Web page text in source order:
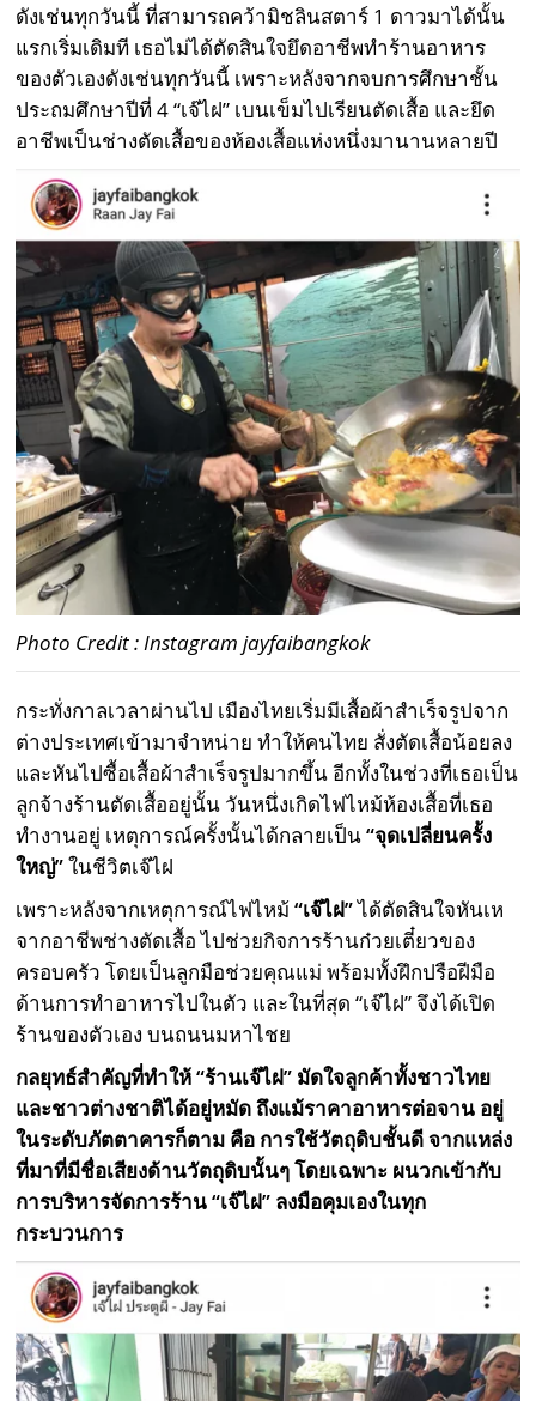
ดังเช่นทุกวันนี้ ที่สามารถคว้ามิชลินสตาร์ 1 ดาวมาได้นั้น
แรกเริ่มเดิมที เธอไม่ได้ตัดสินใจยึดอาชีพทำร้านอาหาร
ของตัวเองดังเช่นทุกวันนี้ เพราะหลังจากจบการศึกษาชั้น
ประถมศึกษาปีที่ 4 “เจ๊ไฝ” เบนเข็มไปเรียนตัดเสื้อ และยึด
อาชีพเป็นช่างตัดเสื้อของห้องเสื้อแห่งหนึ่งมานานหลายปี
Photo Credit : Instagram jayfaibangkok
กระทั่งกาลเวลาผ่านไป เมืองไทยเริ่มมีเสื้อผ้าสำเร็จรูปจาก
ต่างประเทศเข้ามาจำหน่าย ทำให้คนไทย สั่งตัดเสื้อน้อยลง
และหันไปซื้อเสื้อผ้าสำเร็จรูปมากขึ้น อีกทั้งในช่วงที่เธอเป็น
ลูกจ้างร้านตัดเสื้ออยู่นั้น วันหนึ่งเกิดไฟไหม้ห้องเสื้อที่เธอ
ทำงานอยู่ เหตุการณ์ครั้งนั้นได้กลายเป็น“จุดเปลี่ยนครั้ง
ใหญ่”ในชีวิตเจ๊ไฝ
เพราะหลังจากเหตุการณ์ไฟไหม้“เจ๊ไฝ”ได้ตัดสินใจหันเห
จากอาชีพช่างตัดเสื้อ ไปช่วยกิจการร้านก๋วยเตี๋ยวของ
ครอบครัว โดยเป็นลูกมือช่วยคุณแม่ พร้อมทั้งฝึกปรือฝีมือ
ด้านการทำอาหารไปในตัว และในที่สุด “เจ๊ไฝ” จึงได้เปิด
ร้านของตัวเอง บนถนนมหาไชย
กลยุทธ์สำคัญที่ทำให้ “ร้านเจ๊ไฝ” มัดใจลูกค้าทั้งชาวไทย
และชาวต่างชาติได้อยู่หมัด ถึงแม้ราคาอาหารต่อจาน อยู่
ในระดับภัตตาคารก็ตาม คือ การใช้วัตถุดิบชั้นดี จากแหล่ง
ที่มาที่มีชื่อเสียงด้านวัตถุดิบนั้นๆ โดยเฉพาะ ผนวกเข้ากับ
การบริหารจัดการร้าน “เจ๊ไฝ” ลงมือคุมเองในทุก
กระบวนการ